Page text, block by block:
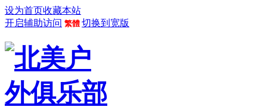
设为首页收藏本站
开启辅助访问 繁體 切换到宽版